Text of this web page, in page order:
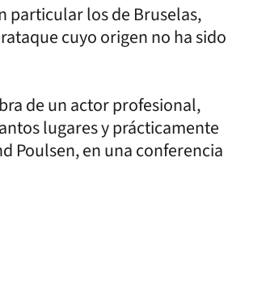
particular los de Bruselas,
cuyo origen no ha sido
de un actor profesional,
lugares y prácticamente
Poulsen, en una conferencia